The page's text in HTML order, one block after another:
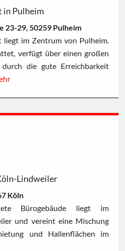
in Pulheim
29, 50259 Pulheim
liegt im Zentrum von Pulheim.
verfügt über einen großen
die gute Erreichbarkeit
Lindweiler
Köln
Bürogebäude liegt im
und vereint eine Mischung
und Hallenflächen im